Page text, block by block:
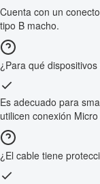
Cuenta con un
tipo B macho.
¿Para qué
Es adecuado para
utilicen conexión
¿El cable tiene